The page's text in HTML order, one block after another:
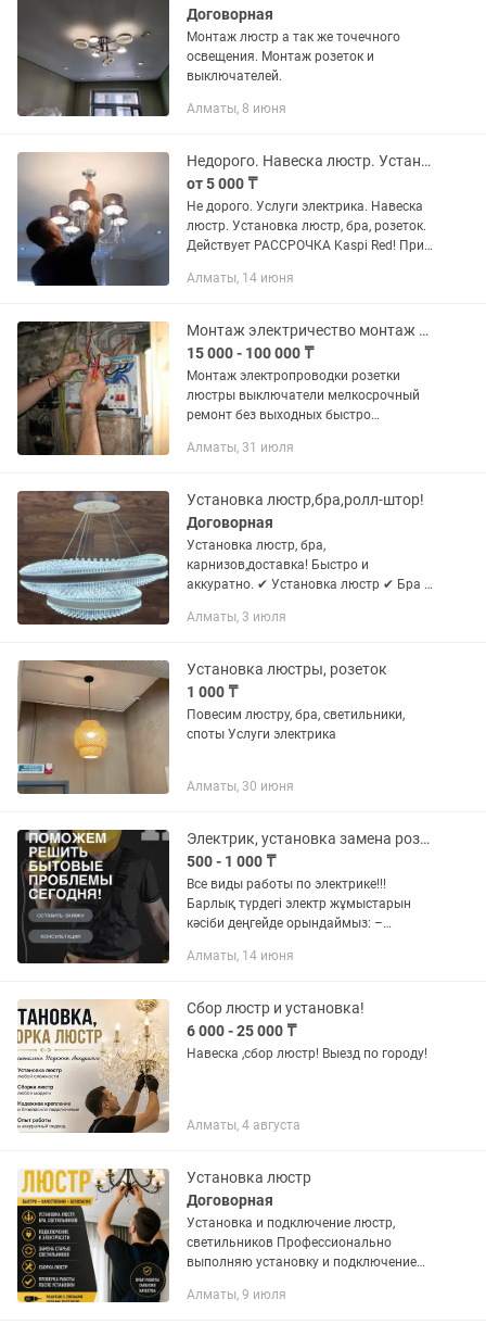
Договорная
Монтаж люстр а так же точечного
освещения. Монтаж розеток и
выключателей.
Алматы, 8 июня
Недорого. Навеска люстр. Установка люстр, бра, розеток. Kaspi red
от 5 000 ₸
Не дорого. Услуги электрика. Навеска
люстр. Установка люстр, бра, розеток.
Действует РАССРОЧКА Kaspi Red! При
важно правильно подключить
Алматы, 14 июня
Монтаж электричество монтаж люстр ремонт мелкосрочный
15 000 - 100 000 ₸
Монтаж электропроводки розетки
люстры выключатели мелкосрочный
ремонт без выходных быстро
Алматы, 31 июля
Установка люстр,бра,ролл-штор!
Договорная
Установка люстр, бра,
карнизов,доставка! Быстро и
аккуратно. ✔ Установка люстр ✔ Бра и
гардин,доставка!! ✔ Полок, зеркал,
Качественно, недорого....
Алматы, 3 июля
Установка люстры, розеток
1 000 ₸
Повесим люстру, бра, светильники,
споты Услуги электрика
Алматы, 30 июня
Электрик, установка замена розеток, люстр, бра, телевизора, кронштейнов.
500 - 1 000 ₸
Все виды работы по электрике!!!
Барлық түрдегі электр жұмыстарын
кәсіби деңгейде орындаймыз: –
ауыстыру – Қысқа тұйықталу, токтың
Алматы, 14 июня
Сбор люстр и установка!
6 000 - 25 000 ₸
Навеска ,сбор люстр! Выезд по городу!
Алматы, 4 августа
Установка люстр
Договорная
Установка и подключение люстр,
светильников Профессионально
выполняю установку и подключение
быстро и безопасно. Что делаю:
Алматы, 9 июля